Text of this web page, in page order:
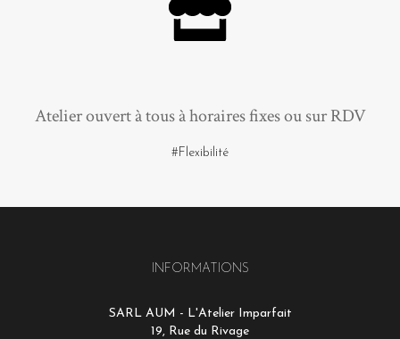
Atelier ouvert à tous à horaires fixes ou sur RDV
#Flexibilité
INFORMATIONS
SARL AUM - L'Atelier Imparfait
19, Rue du Rivage